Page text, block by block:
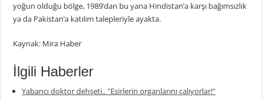
yoğun olduğu bölge, 1989’dan bu yana Hindistan’a karşı bağımsızlık
ya da Pakistan’a katılım talepleriyle ayakta.
Kaynak: Mira Haber
İlgili Haberler
Yabancı doktor dehşeti.. "Esirlerin organlarını çalıyorlar!"